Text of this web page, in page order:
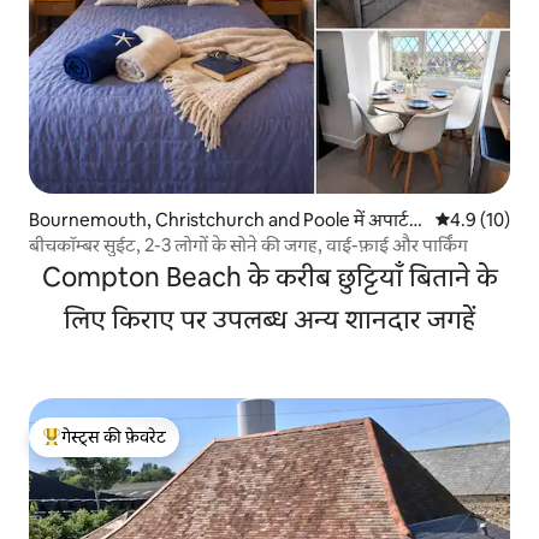
Bournemouth, Christchurch and Poole में अपार्ट
मेंट
औसत रेटिंग 5
4.9 (10)
बीचकॉम्बर सुईट, 2-3 लोगों के सोने की जगह, वाई-फ़ाई और पार्किंग
Compton Beach के करीब छुट्टियाँ बिताने के
लिए किराए पर उपलब्ध अन्य शानदार जगहें
गेस्ट्स का टॉप फ़ेवरेट
गेस्ट्स की फ़ेवरेट